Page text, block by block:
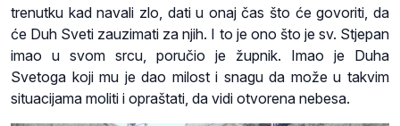
trenutku kad navali zlo, dati u onaj čas što će govoriti, da
će Duh Sveti zauzimati za njih. I to je ono što je sv. Stjepan
imao u svom srcu, poručio je župnik. Imao je Duha
Svetoga koji mu je dao milost i snagu da može u takvim
situacijama moliti i opraštati, da vidi otvorena nebesa.